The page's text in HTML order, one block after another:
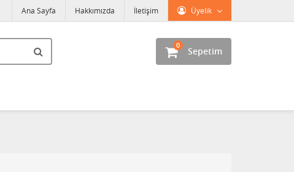
Üyelik
Ana Sayfa Hakkımızda İletişim
Sepetim
0